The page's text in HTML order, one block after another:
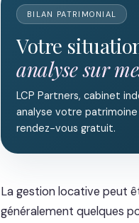
BILAN PATRIMONIAL
Votre
analyse sur
LCP Partners, cabinet
analyse votre
rendez-vous gratuit.
La gestion locative peut
généralement quelques